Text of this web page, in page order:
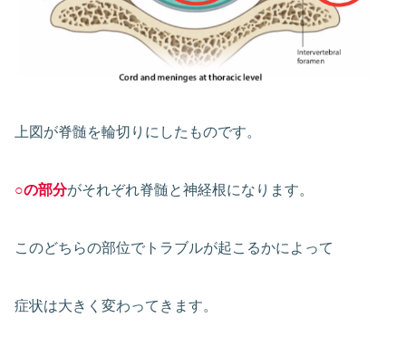
上図が脊髄を輪切りにしたものです。
○の部分がそれぞれ脊髄と神経根になります。
このどちらの部位でトラブルが起こるかによって
症状は大きく変わってきます。